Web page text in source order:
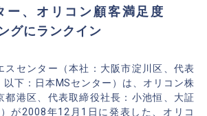
ー、オリコン顧客満足度
グにランクイン
スセンター（本社：大阪市淀川区、代表
下：日本MSセンター）は、オリコン株
都港区、代表取締役社長：小池恒、大証
が2008年12月1日に発表した、オリコ